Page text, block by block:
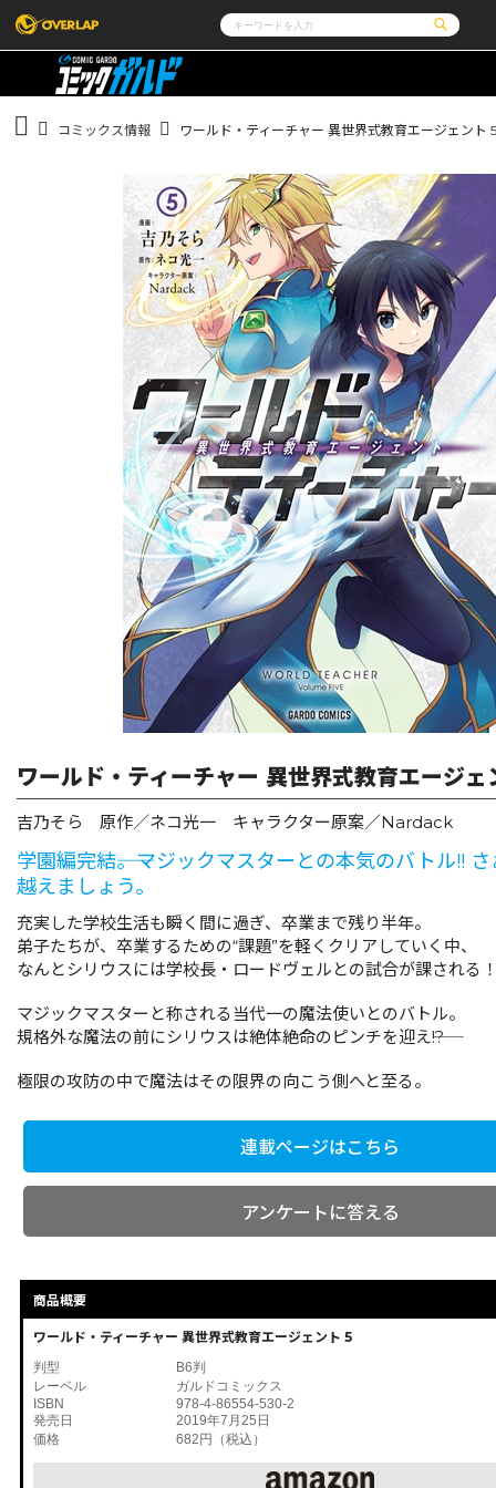
コミック
コミッククリエ
LiQulle
ライトノベル
ノベルス
ノベルスf
オーバーラップ広報室
企業
会社概要
採用情報
オーバーラップホールディングス
お問い合わせは
オーバーラップ文庫 オーバーラップノベルス
オーバーラップノベルスf ロサージュノベルス
コミックガルド コミッククリエ
リキューレ コミックパルフェ
コミックエッセイ
閉じる
コミックス情報 ワールド・ティーチャー 異世界式教育エージェント 5
ワールド・ティーチャー 異世界式教育エージェ
吉乃そら 原作／ネコ光一 キャラクター原案／Nardack
学園編完結――。マジックマスターとの本気のバトル!!
越えましょう。
充実した学校生活も瞬く間に過ぎ、卒業まで残り半年。
弟子たちが、卒業するための“課題”を軽くクリアしていく中、
なんとシリウスには学校長・ロードヴェルとの試合が課される
マジックマスターと称される当代一の魔法使いとのバトル。
規格外な魔法の前にシリウスは絶体絶命のピンチを迎え――!?
極限の攻防の中で魔法はその限界の向こう側へと至る。
連載ページはこちら
アンケートに答える
商品概要
ワールド・ティーチャー 異世界式教育エージェント 5
判型
B6判
レーベル
ガルドコミックス
ISBN
978-4-86554-530-2
発売日
2019年7月25日
価格
682円（税込）